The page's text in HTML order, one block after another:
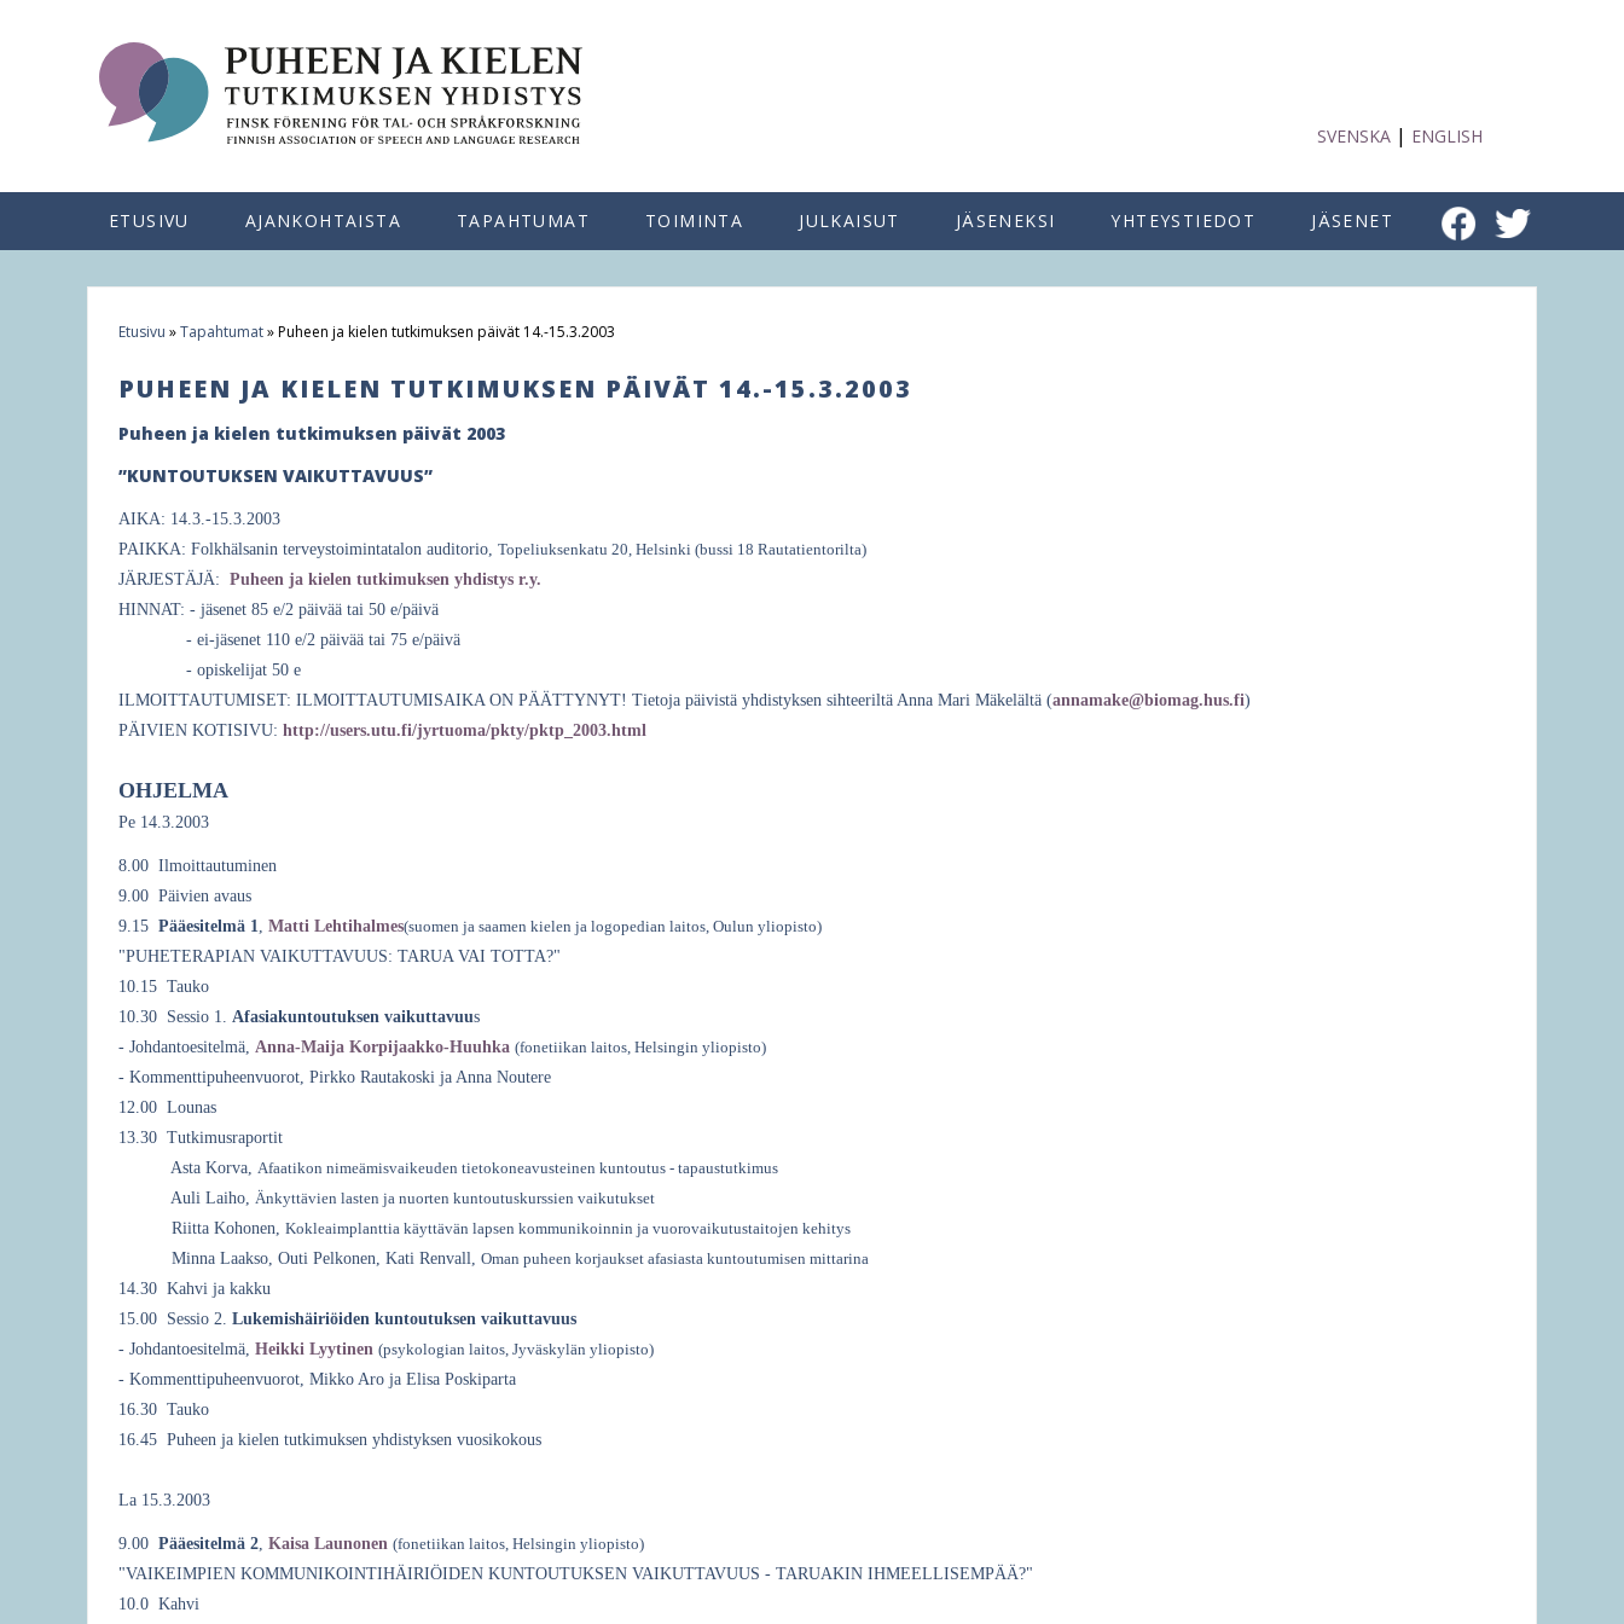
SVENSKA | ENGLISH
o
u
a
r
e
h
r
e
Etusivu »Tapahtumat»Puheen ja kielen tutkimuksen päivät 14.-15.3.2003
PUHEEN JA KIELEN TUTKIMUKSEN PÄIVÄT 14.-15.3.2003
Puheen ja kielen tutkimuksen päivät 2003
”KUNTOUTUKSEN VAIKUTTAVUUS”
AIKA: 14.3.-15.3.2003
PAIKKA: Folkhälsanin terveystoimintatalon auditorio, Topeliuksenkatu 20, Helsinki (bussi 18 Rautatientorilta)
JÄRJESTÄJÄ: Puheen ja kielen tutkimuksen yhdistys r.y.
HINNAT: - jäsenet 85 e/2 päivää tai 50 e/päivä
- ei-jäsenet 110 e/2 päivää tai 75 e/päivä
- opiskelijat 50 e
ILMOITTAUTUMISET: ILMOITTAUTUMISAIKA ON PÄÄTTYNYT! Tietoja päivistä yhdistyksen sihteeriltä Anna Mari Mäkelältä (annamake@biomag.hus.fi)
PÄIVIEN KOTISIVU: http://users.utu.fi/jyrtuoma/pkty/pktp_2003.html
OHJELMA
Pe 14.3.2003
8.00 Ilmoittautuminen
9.00 Päivien avaus
9.15 Pääesitelmä 1 Matti Lehtihalmes(suomen ja saamen kielen ja logopedian laitos, Oulun yliopisto)
"PUHETERAPIAN VAIKUTTAVUUS: TARUA VAI TOTTA?"
10.15 Tauko
10.30 Sessio 1. Afasiakuntoutuksen vaikuttavuus
- Johdantoesitelmä, Anna-Maija Korpijaakko-Huuhka (fonetiikan laitos, Helsingin yliopisto)
- Kommenttipuheenvuorot, Pirkko Rautakoski ja Anna Noutere
12.00 Lounas
13.30 Tutkimusraportit
Asta Korva, Afaatikon nimeämisvaikeuden tietokoneavusteinen kuntoutus - tapaustutkimus
Auli Laiho, Änkyttävien lasten ja nuorten kuntoutuskurssien vaikutukset
Riitta Kohonen, Kokleaimplanttia käyttävän lapsen kommunikoinnin ja vuorovaikutustaitojen kehitys
Minna Laakso, Outi Pelkonen, Kati Renvall, Oman puheen korjaukset afasiasta kuntoutumisen mittarina
14.30 Kahvi ja kakku
15.00 Sessio 2. Lukemishäiriöiden kuntoutuksen vaikuttavuus
- Johdantoesitelmä, Heikki Lyytinen (psykologian laitos, Jyväskylän yliopisto)
- Kommenttipuheenvuorot, Mikko Aro ja Elisa Poskiparta
16.30 Tauko
16.45 Puheen ja kielen tutkimuksen yhdistyksen vuosikokous
La 15.3.2003
9.00 Pääesitelmä 2 Kaisa Launonen (fonetiikan laitos, Helsingin yliopisto)
"VAIKEIMPIEN KOMMUNIKOINTIHÄIRIÖIDEN KUNTOUTUKSEN VAIKUTTAVUUS - TARUAKIN IHMEELLISEMPÄÄ?"
10.0 Kahvi
ETUSIVU AJANKOHTAISTA TAPAHTUMAT TOIMINTA JULKAISUT JÄSENEKSI YHTEYSTIEDOT JÄSENET